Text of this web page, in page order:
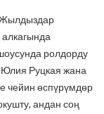
алкагында
ролдорду
Юлия Руцкая жана
чейин өспүрүмдөр
андан соң